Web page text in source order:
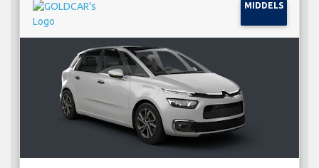
MIDDELS